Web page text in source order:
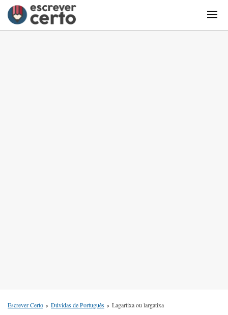
Escrever Certo Dúvidas de Português Lagartixa ou largatixa